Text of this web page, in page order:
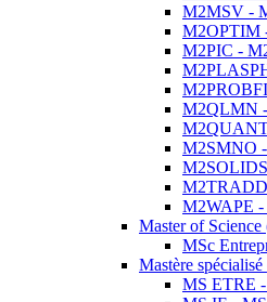
M2MSV -
M2OPTIM
M2PIC -
M2QLMN -
M2SMNO -
M2TRADD
M2WAPE -
Master of
MSc
Mastère
MS ETRE -